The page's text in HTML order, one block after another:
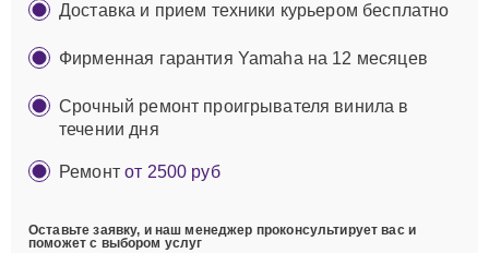
Доставка и прием техники курьером бесплатно
Фирменная гарантия Yamaha на 12 месяцев
Срочный ремонт проигрывателя винила в
течении дня
Ремонтот 2500 руб
Оставьте заявку, и наш менеджер проконсультирует вас и
поможет с выбором услуг